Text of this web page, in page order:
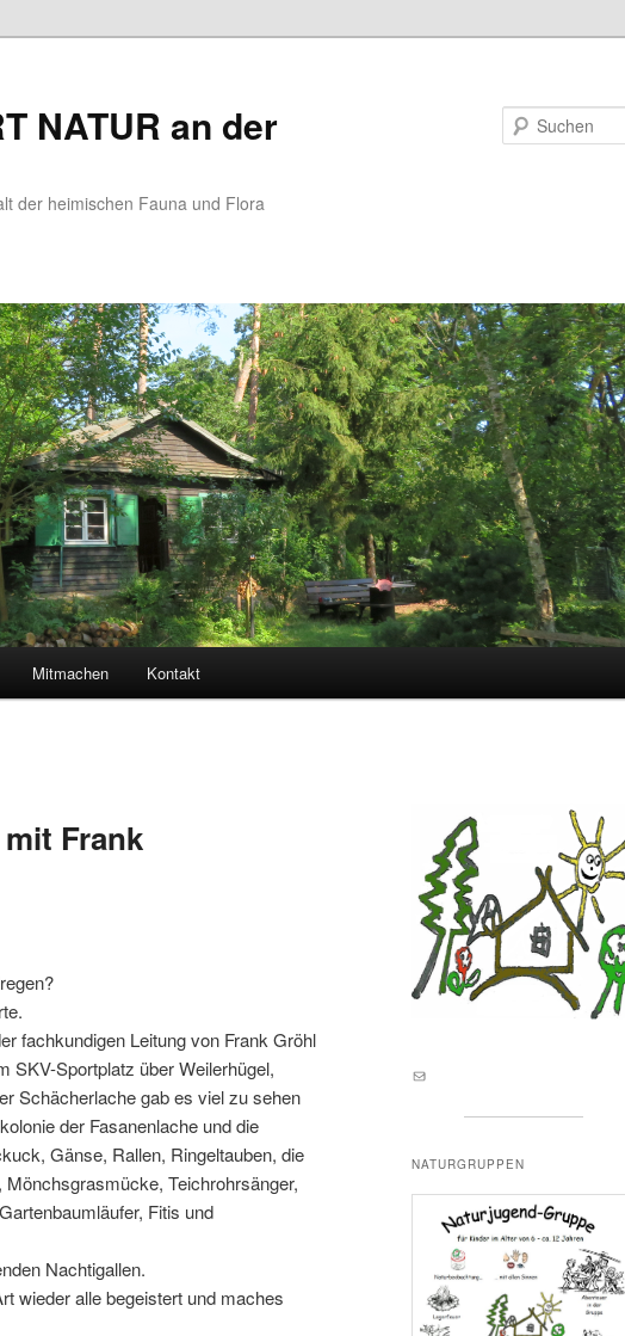
NATUR an der
der heimischen Fauna und Flora
Mitmachen Kontakt
Frank
fachkundigen Leitung von Frank Gröhl
SKV-Sportplatz über Weilerhügel,
Schächerlache gab es viel zu sehen
der Fasanenlache und die
Gänse, Rallen, Ringeltauben, die
Teichrohrsänger,
Fitis und
Nachtigallen.
wieder alle begeistert und maches
E-Mail an lernortnatur@yahoo.de
NATURGRUPPEN